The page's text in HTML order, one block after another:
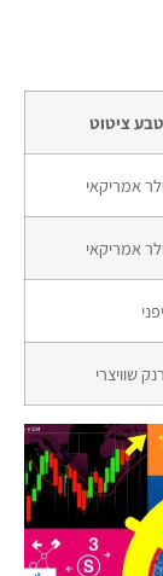
ציטוט
אמריקאי
אמריקאי
שוויצרי